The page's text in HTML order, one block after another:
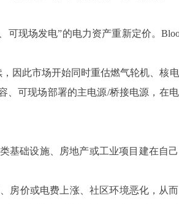
可现场发电”的电力资产重新定价。
因此市场开始同时重估燃气轮机、核
可现场部署的主电源/桥接电源，在
基础设施、房地产或工业项目建在自
房价或电费上涨、社区环境恶化，从